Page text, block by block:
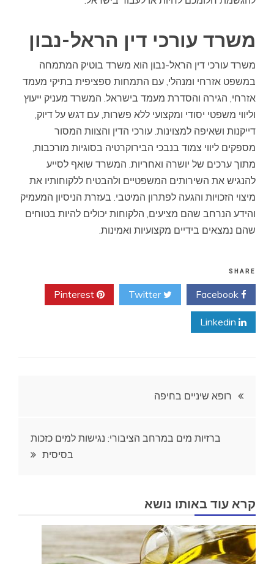
משרד עורכי דין הראל-נבון
משרד עורכי דין הראל-נבון הוא משרד בוטיק המתמחה
במשפט אזרחי ומנהלי, עם התמחות ספציפית בתיקי מעמד
אזרחי, הגירה והסדרת מעמד בישראל. המשרד מעניק ייעוץ
וליווי משפטי יסודי ומקצועי ללא פשרות, עם דגש על דיוק,
דייקנות ושאיפה למצוינות. עורכי הדין והצוות המסור
מספקים ליווי צמוד בנבכי הבירוקרטיה בסוגיות מורכבות,
מתוך ערכים של יושרה ואחריות. המשרד שואף לסייע
להנגיש את השירותים המשפטיים ולהבטיח ללקוחותיו את
מיצוי הזכויות והגעה לפתרון המיטבי. בעזרת הניסיון המעמיק
והידע הנרחב שהם מציעים, הלקוחות יכולים להיות בטוחים
שהם נמצאים בידיים מקצועיות ואמינות.
SHARE
Twitter
ניווטרופא שיניים בחיפה
ברזיות מים במרחב הציבורי: נגישות למים כזכות
בסיסית
קרא עוד באותו נושא